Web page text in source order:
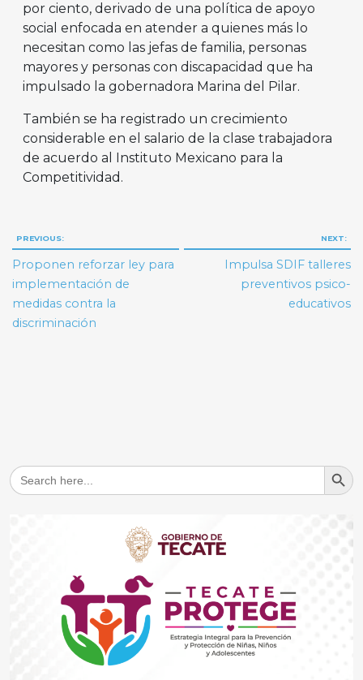
por ciento, derivado de una política de apoyo
social enfocada en atender a quienes más lo
necesitan como las jefas de familia, personas
mayores y personas con discapacidad que ha
impulsado la gobernadora Marina del Pilar.
También se ha registrado un crecimiento
considerable en el salario de la clase trabajadora
de acuerdo al Instituto Mexicano para la
Competitividad.
Navegación
de
entradas
PREVIOUS:
Proponen reforzar ley para
implementación de
medidas contra la
discriminación
NEXT:
Impulsa SDIF talleres
preventivos psico-
educativos
Search
for:
Search